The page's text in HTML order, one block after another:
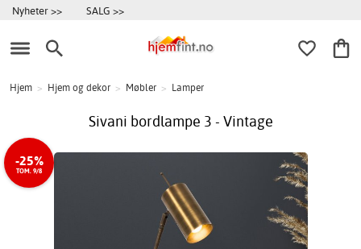
Nyheter >> SALG >>
Hjem > Hjem og dekor > Møbler > Lamper
Sivani bordlampe 3 - Vintage
-25%
TOM. 9/8